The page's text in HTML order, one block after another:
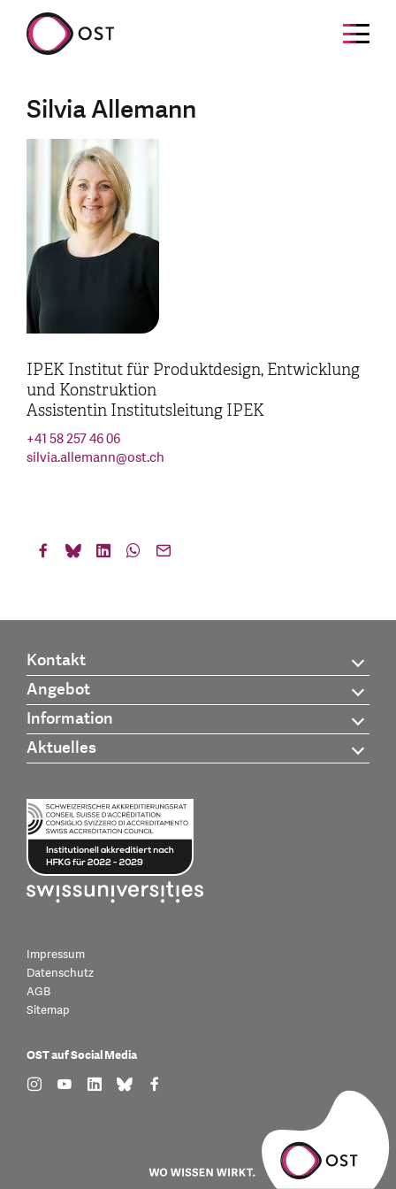
Silvia Allemann
IPEK Institut für Produktdesign, Entwicklung
und Konstruktion
Assistentin Institutsleitung IPEK
+41 58 257 46 06
silvia.allemann@ost.ch
Kontakt
Angebot
Information
Aktuelles
Impressum
Datenschutz
AGB
Sitemap
OST auf Social Media
find us on: instagram
find us on: youtube
find us on: linkedin
find us on: bluesky
find us on: facebook